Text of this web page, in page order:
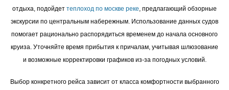
отдыха, подойдет теплоход по москве реке, предлагающий обзорные
экскурсии по центральным набережным. Использование данных судов
помогает рационально распорядиться временем до начала основного
круиза. Уточняйте время прибытия к причалам, учитывая шлюзование
и возможные корректировки графиков из-за погодных условий.
Выбор конкретного рейса зависит от класса комфортности выбранного